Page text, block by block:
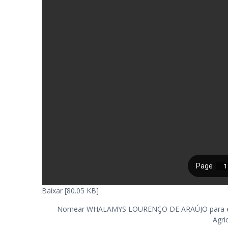
Baixar [80.05 KB]
Nomear WHALAMYS LOURENÇO DE ARAÚJO